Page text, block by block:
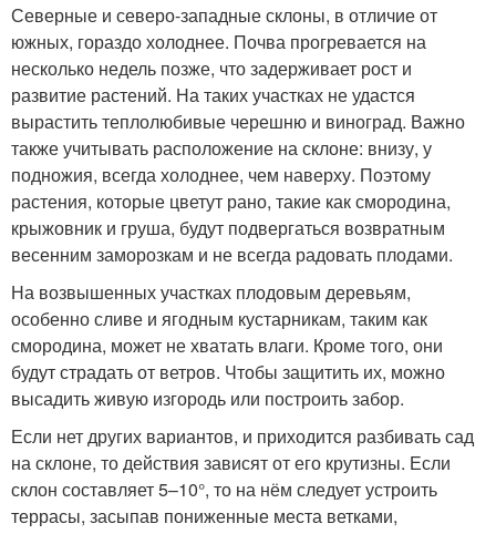
Северные и северо-западные склоны, в отличие от
южных, гораздо холоднее. Почва прогревается на
несколько недель позже, что задерживает рост и
развитие растений. На таких участках не удастся
вырастить теплолюбивые черешню и виноград. Важно
также учитывать расположение на склоне: внизу, у
подножия, всегда холоднее, чем наверху. Поэтому
растения, которые цветут рано, такие как смородина,
крыжовник и груша, будут подвергаться возвратным
весенним заморозкам и не всегда радовать плодами.
На возвышенных участках плодовым деревьям,
особенно сливе и ягодным кустарникам, таким как
смородина, может не хватать влаги. Кроме того, они
будут страдать от ветров. Чтобы защитить их, можно
высадить живую изгородь или построить забор.
Если нет других вариантов, и приходится разбивать сад
на склоне, то действия зависят от его крутизны. Если
склон составляет 5–10°, то на нём следует устроить
террасы, засыпав пониженные места ветками,